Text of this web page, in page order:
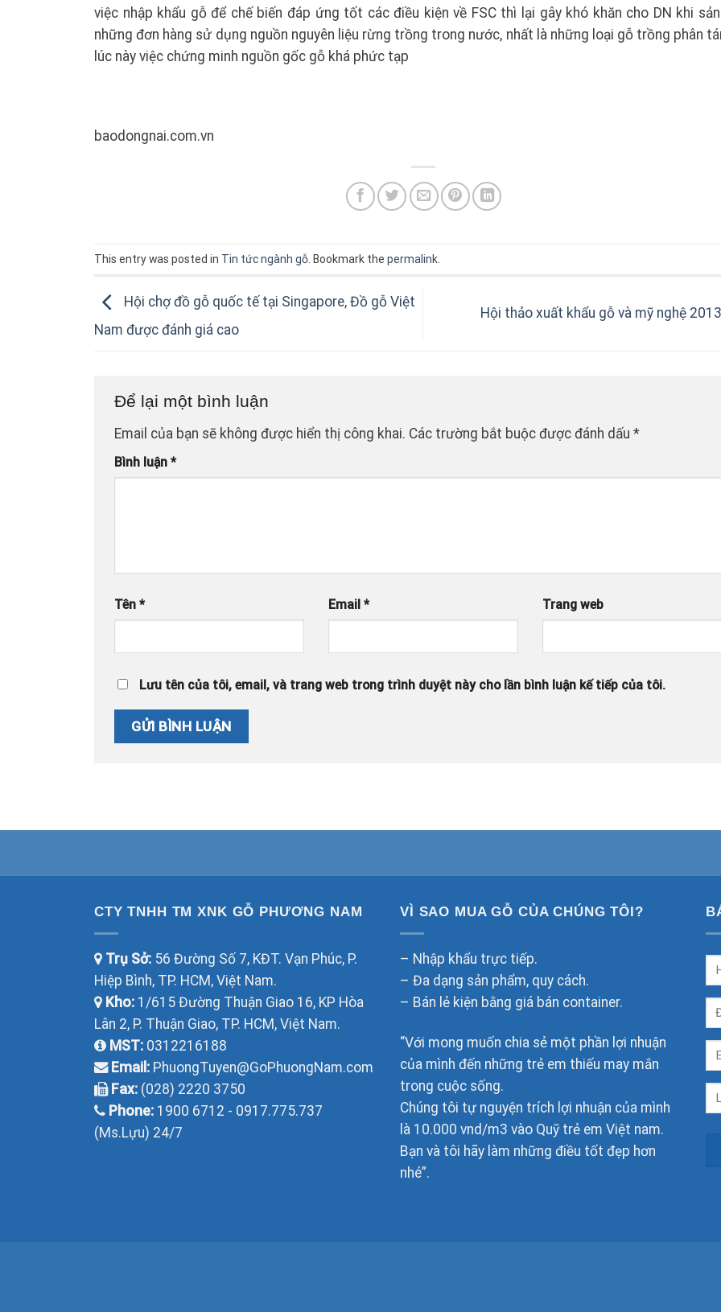
việc nhập khẩu gỗ để chế biến đáp ứng tốt các điều kiện về FSC thì lại gây khó khăn cho DN khi
những đơn hàng sử dụng nguồn nguyên liệu rừng trồng trong nước, nhất là những loại gỗ trồng phân
lúc này việc chứng minh nguồn gốc gỗ khá phức tạp
baodongnai.com.vn
This entry was posted in Tin tức ngành gỗ . Bookmark the permalink
Hội chợ đồ gỗ quốc tế tại Singapore, Đồ gỗ Việt
Nam được đánh giá cao
Hội thảo xuất khẩu gỗ và mỹ nghệ
Để lại một bình luận
Email của bạn sẽ không được hiển thị công khai. Các trường bắt buộc được đánh dấu *
Bình luận *
Tên * Email * Trang web
Lưu tên của tôi, email, và trang web trong trình duyệt này cho lần bình luận kế tiếp của tôi.
CTY TNHH TM XNK GỖ PHƯƠNG NAM
Trụ Sở: 56 Đường Số 7, KĐT. Vạn Phúc, P.
Hiệp Bình, TP. HCM, Việt Nam.
Kho: 1/615 Đường Thuận Giao 16, KP Hòa
Lân 2, P. Thuận Giao, TP. HCM, Việt Nam.
MST: 0312216188
Email: PhuongTuyen@GoPhuongNam.com
Fax: (028) 2220 3750
Phone: 1900 6712 - 0917.775.737
(Ms.Lựu) 24/7
VÌ SAO MUA GỖ CỦA CHÚNG TÔI?
– Nhập khẩu trực tiếp.
– Đa dạng sản phẩm, quy cách.
– Bán lẻ kiện bằng giá bán container.
“Với mong muốn chia sẻ một phần lợi nhuận
của mình đến những trẻ em thiếu may mắn
trong cuộc sống.
Chúng tôi tự nguyện trích lợi nhuận của mình
là 10.000 vnd/m3 vào Quỹ trẻ em Việt nam.
Bạn và tôi hãy làm những điều tốt đẹp hơn
nhé”.